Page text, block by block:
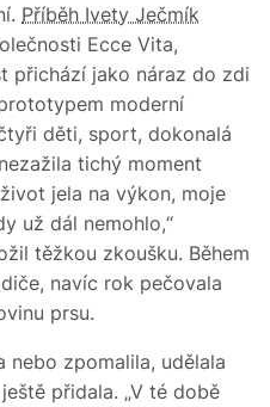
Příběh Ivety Ječmík
Ecce Vita,
přichází jako náraz do zdi
moderní
děti, sport, dokonalá
tichý moment
jela na výkon, moje
už dál nemohlo,“
těžkou zkoušku. Během
navíc rok pečovala
prsu.
nebo zpomalila, udělala
přidala. „V té době